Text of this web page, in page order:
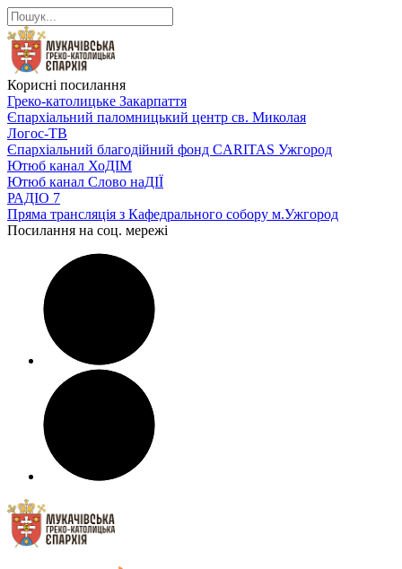
Корисні посилання
Греко-католицьке Закарпаття
Єпархіальний паломницький центр св. Миколая
Логос-ТВ
Єпархіальний благодійний фонд CARITAS Ужгород
Ютюб канал ХоДІМ
Ютюб канал Слово наДІЇ
РАДІО 7
Пряма трансляція з Кафедрального собору м.Ужгород
Посилання на соц. мережі